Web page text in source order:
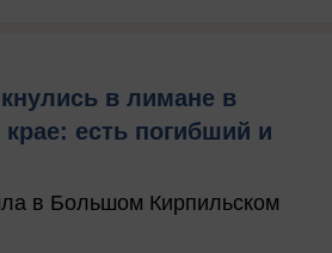
в лимане в
есть погибший и
в Большом Кирпильском